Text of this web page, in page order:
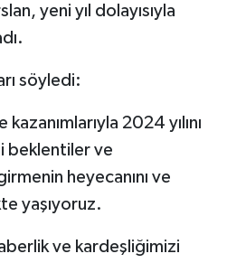
yeni yıl dolayısıyla
söyledi:
2024 yılını
beklentiler ve
heyecanını ve
yaşıyoruz.
ve kardeşliğimizi